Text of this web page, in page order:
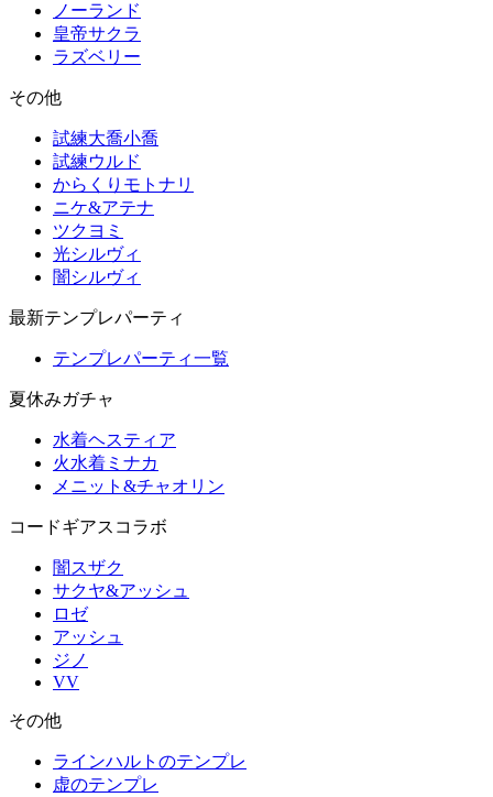
ノーランド
皇帝サクラ
ラズベリー
その他
試練大喬小喬
試練ウルド
からくりモトナリ
ニケ&アテナ
ツクヨミ
光シルヴィ
闇シルヴィ
最新テンプレパーティ
テンプレパーティ一覧
夏休みガチャ
水着ヘスティア
火水着ミナカ
メニット&チャオリン
コードギアスコラボ
闇スザク
サクヤ&アッシュ
ロゼ
アッシュ
ジノ
VV
その他
ラインハルトのテンプレ
虚のテンプレ